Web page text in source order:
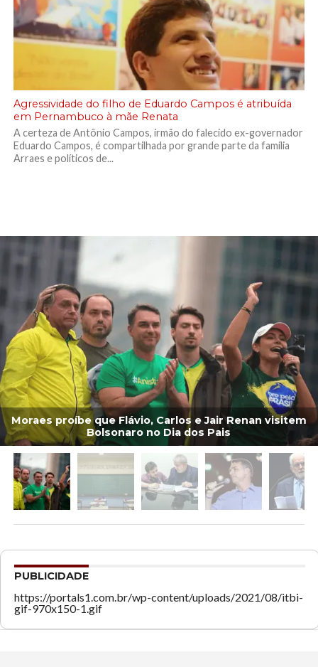
Agressividade do filho de Eduardo Campos é atribuída
em Pernambuco à mãe Renata
A certeza de Antônio Campos, irmão do falecido ex-governador
Eduardo Campos, é compartilhada por grande parte da família
Arraes e políticos de...
Moraes proíbe que Flávio, Carlos e Jair Renan visitem
Bolsonaro no Dia dos Pais
PUBLICIDADE
https://portals1.com.br/wp-content/uploads/2021/08/itbi-
gif-970x150-1.gif